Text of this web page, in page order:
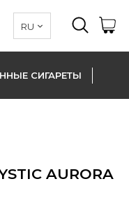
СИГАРЕТЫ
AURORA